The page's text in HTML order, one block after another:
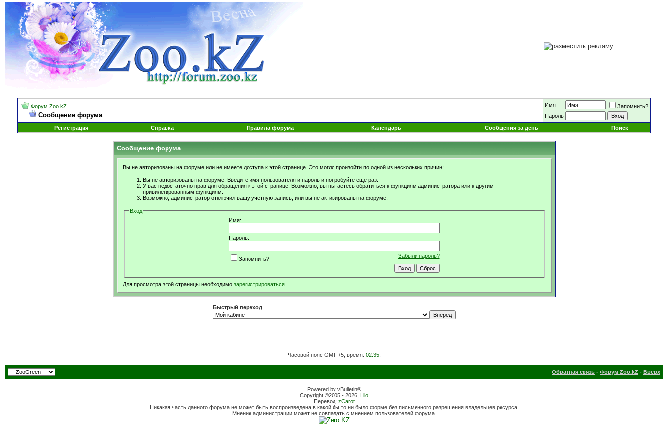
Форум Zoo.kZ
Сообщение форума
Имя
Запомнить?
Пароль
Регистрация
Справка Правила форума Календарь Сообщения за день Поиск
Сообщение форума
Вы не авторизованы на форуме или не имеете доступа к этой странице. Это могло произойти по одной из нескольких причин:
Вы не авторизованы на форуме. Введите имя пользователя и пароль и попробуйте ещё раз.
У вас недостаточно прав для обращения к этой странице. Возможно, вы пытаетесь обратиться к функциям администратора или к другим
привилегированным функциям.
Возможно, администратор отключил вашу учётную запись, или вы не активированы на форуме.
Вход
Имя:
Пароль:
Забыли пароль?
Запомнить?
Для просмотра этой страницы необходимо зарегистрироваться.
Быстрый переход
Часовой пояс GMT +5, время: 02:35.
Обратная связь - Форум Zoo.kZ - Вверх
Powered by vBulletin®
Copyright ©2005 - 2026, Lilo
Перевод: zCarot
Никакая часть данного форума не может быть воспроизведена в какой бы то ни было форме без письменного разрешения владельцев ресурса.
Мнение администрации может не совпадать с мнением пользователей форума.